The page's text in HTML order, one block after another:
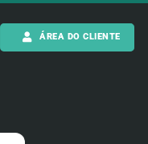
ÁREA DO CLIENTE